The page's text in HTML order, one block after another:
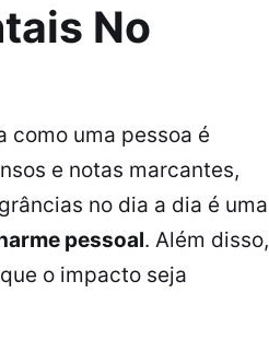
No
como uma pessoa é
e notas marcantes,
no dia a dia é uma
pessoal. Além disso,
o impacto seja